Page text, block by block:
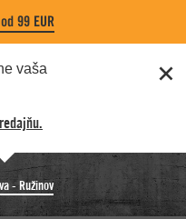
99 EUR
vaša
- Ružinov